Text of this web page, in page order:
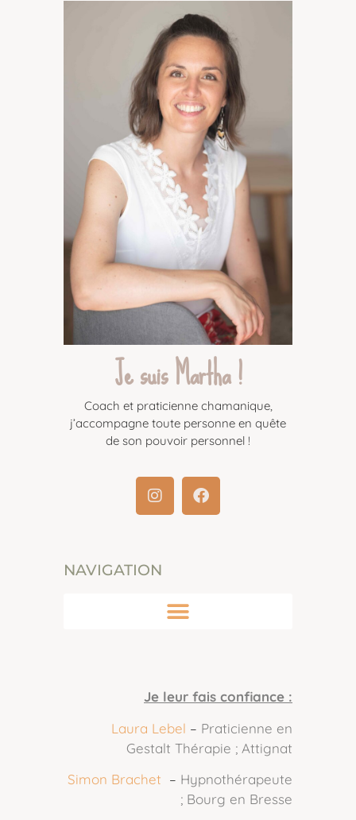
Je suis Martha !
Coach et praticienne chamanique,
j’accompagne toute personne en quête
de son pouvoir personnel !
NAVIGATION
Je leur fais confiance :
Laura Lebel – Praticienne en
Gestalt Thérapie ; Attignat
Simon Brachet – Hypnothérapeute
; Bourg en Bresse